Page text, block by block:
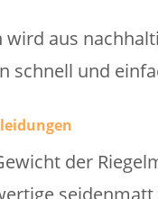
aus
schnell und
der